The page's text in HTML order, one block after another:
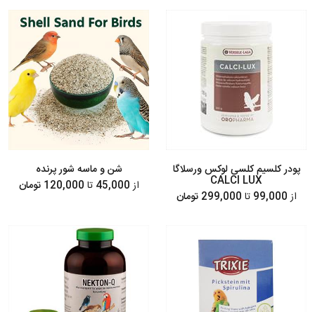
پودر کلسیم کلسی لوکس ورسلاگا
CALCI LUX
از99,000 تا
شن و ماسه شور پرنده
از45,000 تا